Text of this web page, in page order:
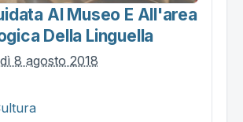
Al Museo E All'area
Della Linguella
8 agosto 2018